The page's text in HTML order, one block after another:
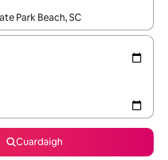
ar fáil, déan nascleanúint le
Cuardaigh